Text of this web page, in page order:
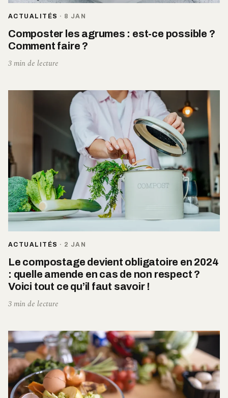
ACTUALITÉS · 8 JAN
Composter les agrumes : est-ce possible ?
Comment faire ?
3 min de lecture
ACTUALITÉS · 2 JAN
Le compostage devient obligatoire en 2024
: quelle amende en cas de non respect ?
Voici tout ce qu’il faut savoir !
3 min de lecture